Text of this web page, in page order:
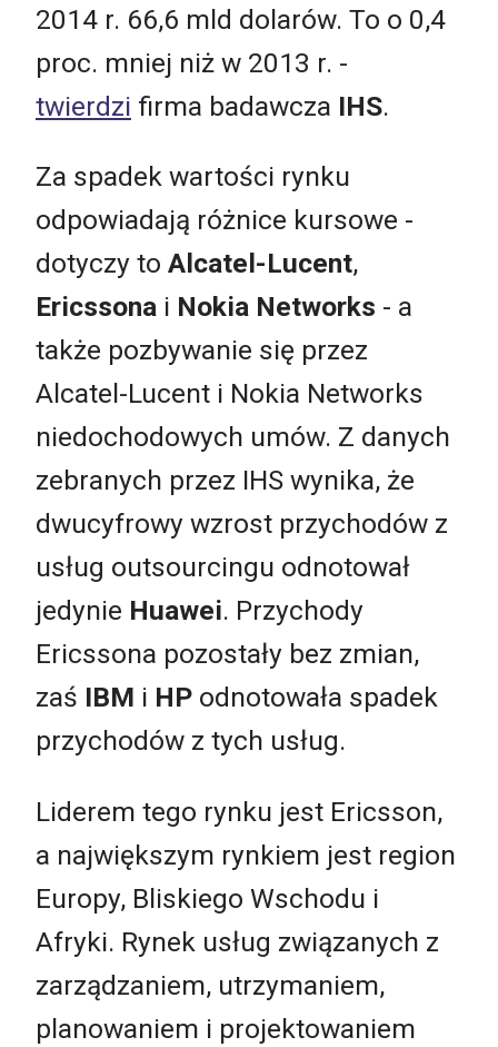
2014 r. 66,6 mld dolarów. To o 0,4
proc. mniej niż w 2013 r. -
twierdzi firma badawcza IHS.
Za spadek wartości rynku
odpowiadają różnice kursowe -
dotyczy to Alcatel-Lucent,
Ericssona i Nokia Networks - a
także pozbywanie się przez
Alcatel-Lucent i Nokia Networks
niedochodowych umów. Z danych
zebranych przez IHS wynika, że
dwucyfrowy wzrost przychodów z
usług outsourcingu odnotował
jedynie Huawei. Przychody
Ericssona pozostały bez zmian,
zaś IBM i HP odnotowała spadek
przychodów z tych usług.
Liderem tego rynku jest Ericsson,
a największym rynkiem jest region
Europy, Bliskiego Wschodu i
Afryki. Rynek usług związanych z
zarządzaniem, utrzymaniem,
planowaniem i projektowaniem